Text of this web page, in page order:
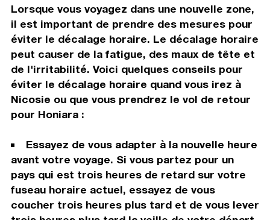
Lorsque vous voyagez dans une nouvelle zone,
il est important de prendre des mesures pour
éviter le décalage horaire. Le décalage horaire
peut causer de la fatigue, des maux de tête et
de l'irritabilité. Voici quelques conseils pour
éviter le décalage horaire quand vous irez à
Nicosie ou que vous prendrez le vol de retour
pour Honiara :
Essayez de vous adapter à la nouvelle heure
avant votre voyage. Si vous partez pour un
pays qui est trois heures de retard sur votre
fuseau horaire actuel, essayez de vous
coucher trois heures plus tard et de vous lever